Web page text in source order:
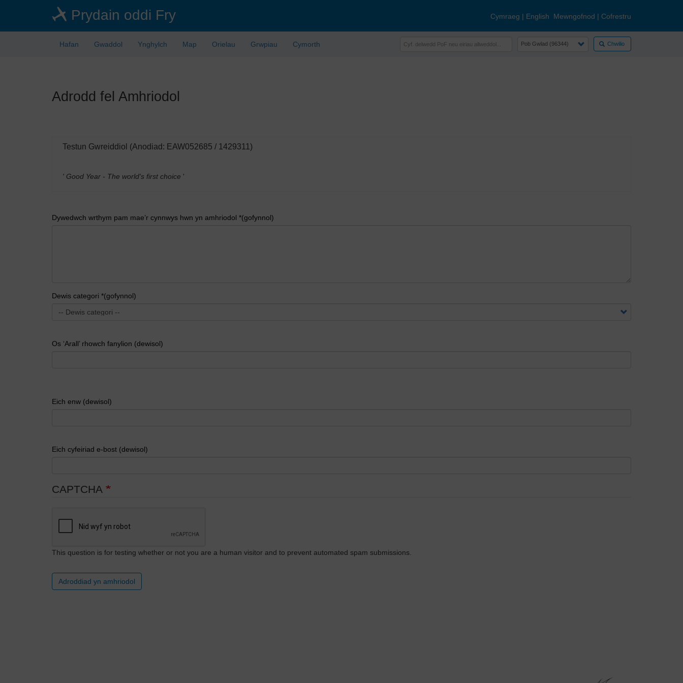
Prydain oddi Fry Cymraeg | English Mewngofnod | Cofrestru
Hafan Gwaddol Ynghylch Map Orielau Grwpiau Cymorth Chwilio
Adrodd fel Amhriodol
Testun Gwreiddiol (Anodiad: EAW052685 / 1429311)
' Good Year - The world's first choice '
Dywedwch wrthym pam mae’r cynnwys hwn yn amhriodol *(gofynnol)
Dewis categori *(gofynnol)
Os ‘Arall’ rhowch fanylion (dewisol)
Eich enw (dewisol)
Eich cyfeiriad e-bost (dewisol)
CAPTCHA
This question is for testing whether or not you are a human visitor and to prevent automated spam submissions.
Adroddiad yn amhriodol